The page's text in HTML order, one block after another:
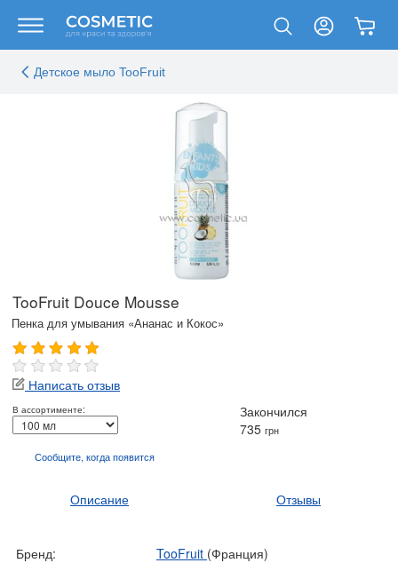
Детское мыло TooFruit
TooFruit Douce Mousse
Пенка для умывания «Ананас и Кокос»
Написать отзыв
В ассортименте:
Закончился
735 грн
Сообщите, когдапоявится
Описание Отзывы
Бренд: TooFruit (Франция)